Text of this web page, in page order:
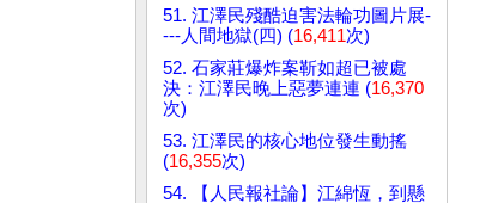
51. 江澤民殘酷迫害法輪功圖片展-
---人間地獄(四) (16,411次)
52. 石家莊爆炸案靳如超已被處
決：江澤民晚上惡夢連連 (16,370
次)
53. 江澤民的核心地位發生動搖
(16,355次)
54. 【人民報社論】江綿恆，到懸